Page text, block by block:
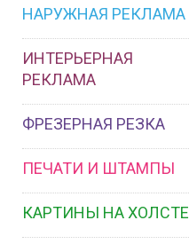
НАРУЖНАЯ РЕКЛАМА
ИНТЕРЬЕРНАЯ
РЕКЛАМА
ФРЕЗЕРНАЯ РЕЗКА
ПЕЧАТИ И ШТАМПЫ
КАРТИНЫ НА ХОЛСТЕ